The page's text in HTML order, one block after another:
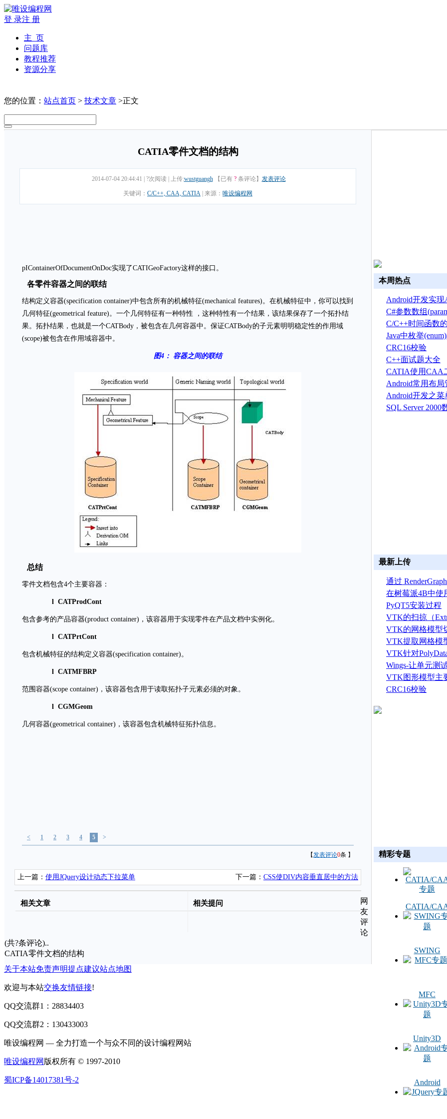
登 录注 册
主 页
问题库
教程推荐
资源分享
您的位置： 站点首页 > 技术文章 >正文
CATIA零件文档的结构
2014-07-04 20:44:41 ?次阅读 上传:wustguangh 【已有 ? 条评论】 发表评论
关键词： C/C++, CAA, CATIA 来源： 唯设编程网
pIContainerOfDocumentOnDoc实现了CATIGeoFactory这样的接口。
各零件容器之间的联结
结构定义容器(specification container)中包含所有的机械特征(mechanical features)。在机械特征中，你可以找到
几何特征(geometrical feature)。一个几何特征有一种特性 ，这种特性有一个结果，该结果保存了一个拓扑结
果。拓扑结果，也就是一个CATBody，被包含在几何容器中。保证CATBody的子元素明明稳定性的作用域
(scope)被包含在作用域容器中。
图4 ： 容器之间的联结
总结
零件文档包含4个主要容器：
l CATProdCont
包含参考的产品容器(product container)，该容器用于实现零件在产品文档中实例化。
l CATPrtCont
包含机械特征的结构定义容器(specification container)。
l CATMFBRP
范围容器(scope container)，该容器包含用于读取拓扑子元素必须的对象。
l CGMGeom
几何容器(geometrical container)，该容器包含机械特征拓扑信息。
< 1 2 3 4 5 >
【发表评论0条 】
上一篇： 使用JQuery设计动态下拉菜单 下一篇： CSS使DIV内容垂直居中的方法
相关文章 相关提问
网
友
评
论
(共?条评论)..
CATIA零件文档的结构
本周热点
Android开发实
换
C#参数数组
C/C++时间函数
Java中枚举
CRC16校验
C++面试题大全
CATIA使用CAA
建草图
Android常用布
Android开发之菜
菜单(Option
SQL Server 2000
最新上传
通过
建 ASTRYN 的
在树莓派4B中使
OpenGL ES程序
PyQT5安装过程
VTK的扫掠（
算法
VTK的网格模型
VTK提取网格模
据算法
VTK针对
线运算
Wings-让单元测
生成
VTK图形模型主
CRC16校验
精彩专题
CATIA/
SWING
MFC
Unity3D
Android
关于本站免责声明提点建议站点地图
欢迎与本站交换友情链接!
QQ交流群1：28834403
QQ交流群2：130433003
唯设编程网 — 全力打造一个与众不同的设计编程网站
唯设编程网 版权所有 © 1997-2010
蜀ICP备14017381号-2